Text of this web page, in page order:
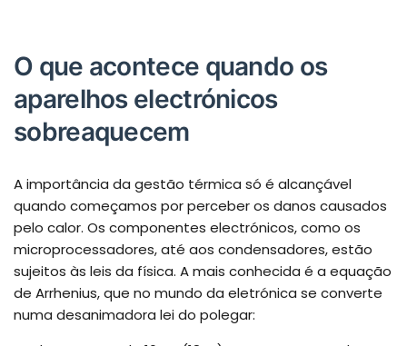
O que acontece quando os
aparelhos electrónicos
sobreaquecem
A importância da gestão térmica só é alcançável
quando começamos por perceber os danos causados
pelo calor. Os componentes electrónicos, como os
microprocessadores, até aos condensadores, estão
sujeitos às leis da física. A mais conhecida é a equação
de Arrhenius, que no mundo da eletrónica se converte
numa desanimadora lei do polegar: